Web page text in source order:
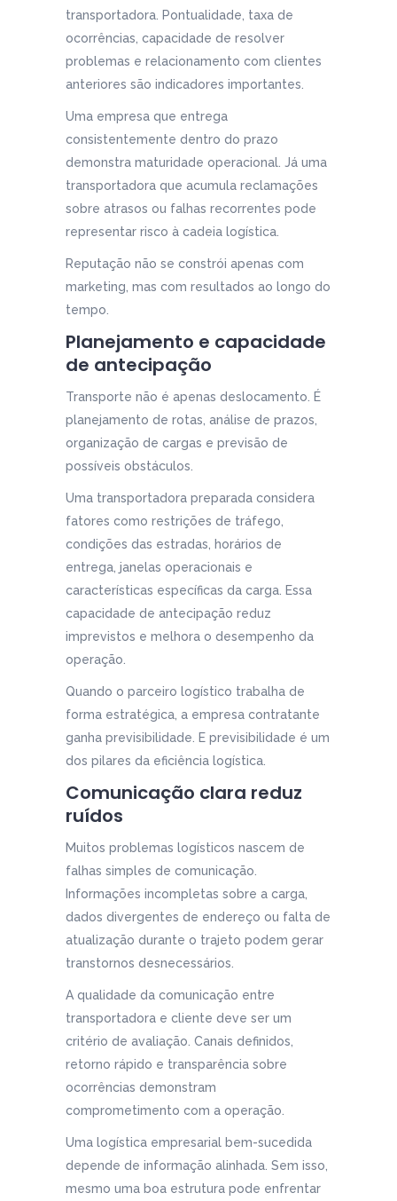
transportadora. Pontualidade, taxa de
ocorrências, capacidade de resolver
problemas e relacionamento com clientes
anteriores são indicadores importantes.
Uma empresa que entrega
consistentemente dentro do prazo
demonstra maturidade operacional. Já uma
transportadora que acumula reclamações
sobre atrasos ou falhas recorrentes pode
representar risco à cadeia logística.
Reputação não se constrói apenas com
marketing, mas com resultados ao longo do
tempo.
Planejamento e capacidade
de antecipação
Transporte não é apenas deslocamento. É
planejamento de rotas, análise de prazos,
organização de cargas e previsão de
possíveis obstáculos.
Uma transportadora preparada considera
fatores como restrições de tráfego,
condições das estradas, horários de
entrega, janelas operacionais e
características específicas da carga. Essa
capacidade de antecipação reduz
imprevistos e melhora o desempenho da
operação.
Quando o parceiro logístico trabalha de
forma estratégica, a empresa contratante
ganha previsibilidade. E previsibilidade é um
dos pilares da eficiência logística.
Comunicação clara reduz
ruídos
Muitos problemas logísticos nascem de
falhas simples de comunicação.
Informações incompletas sobre a carga,
dados divergentes de endereço ou falta de
atualização durante o trajeto podem gerar
transtornos desnecessários.
A qualidade da comunicação entre
transportadora e cliente deve ser um
critério de avaliação. Canais definidos,
retorno rápido e transparência sobre
ocorrências demonstram
comprometimento com a operação.
Uma logística empresarial bem-sucedida
depende de informação alinhada. Sem isso,
mesmo uma boa estrutura pode enfrentar